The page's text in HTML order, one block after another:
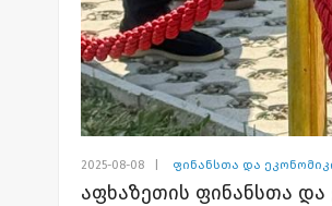
2025-08-08| ფინანსთა და
აფხაზეთის ფინანსთა და